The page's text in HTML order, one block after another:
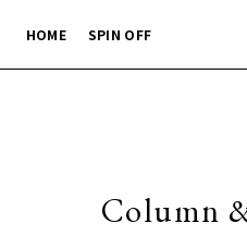
HOME SPIN OFF
Column